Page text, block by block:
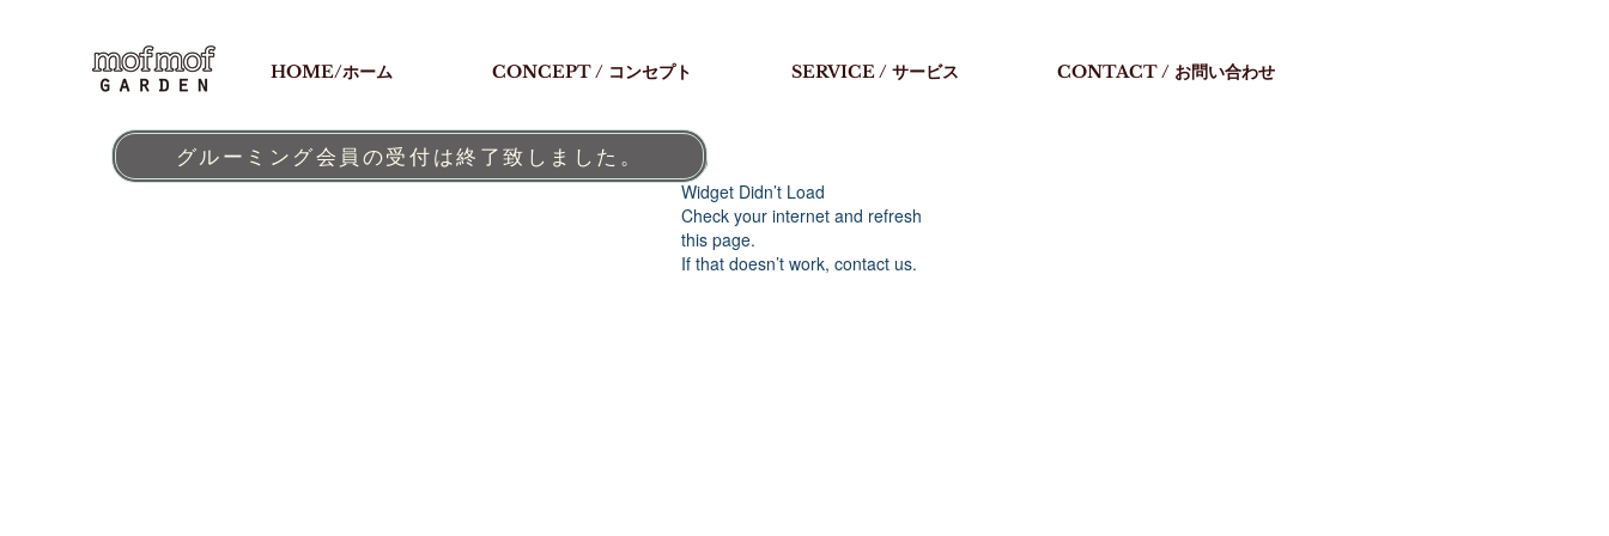
グルーミング会員の受付は終了致しました。
HOME/ホーム CONCEPT / コンセプト SERVICE / サービス CONTACT / お問い合わせ
Widget Didn’t Load
Check your internet and refresh
this page.
If that doesn’t work, contact us.